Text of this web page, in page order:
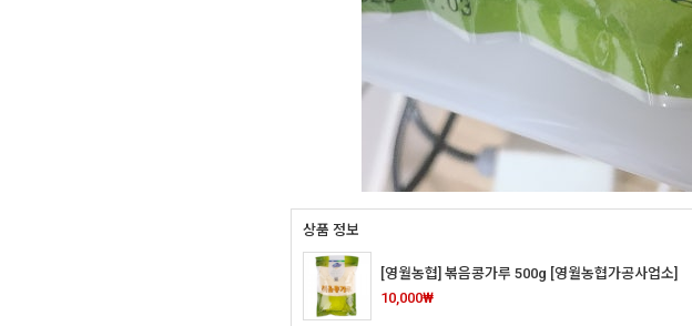
상품 정보
[영월농협] 볶음콩가루 500g [영월농협가공사업소]
10,000₩